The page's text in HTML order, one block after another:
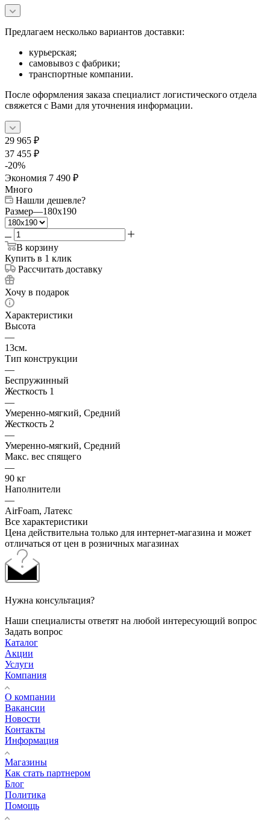
Предлагаем несколько вариантов доставки:
курьерская;
самовывоз с фабрики;
транспортные компании.
После оформления заказа специалист логистического отдела
свяжется с Вами для уточнения информации.
29 965 ₽
37 455 ₽
-20%
Экономия 7 490 ₽
Много
Нашли дешевле?
Размер—180x190
В корзину
Купить в 1 клик
Рассчитать доставку
Хочу в подарок
Характеристики
Высота
—
13см.
Тип конструкции
—
Беспружинный
Жесткость 1
—
Умеренно-мягкий, Средний
Жесткость 2
—
Умеренно-мягкий, Средний
Макс. вес спящего
—
90 кг
Наполнители
—
AirFoam, Латекс
Все характеристики
Цена действительна только для интернет-магазина и может
отличаться от цен в розничных магазинах
Нужна консультация?
Наши специалисты ответят на любой интересующий вопрос
Задать вопрос
Каталог
Акции
Услуги
Компания
О компании
Вакансии
Новости
Контакты
Информация
Магазины
Как стать партнером
Блог
Политика
Помощь